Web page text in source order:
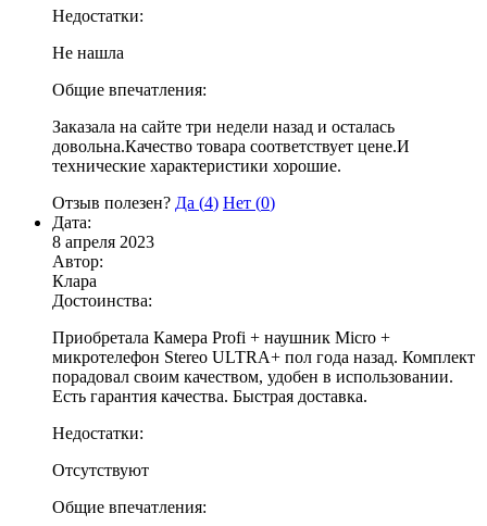
Недостатки:
Не нашла
Общие впечатления:
Заказала на сайте три недели назад и осталась
довольна.Качество товара соответствует цене.И
технические характеристики хорошие.
Отзыв полезен? Да (4) Нет (0)
Дата:
8 апреля 2023
Автор:
Клара
Достоинства:
Приобретала Камера Profi + наушник Micro +
микротелефон Stereo ULTRA+ пол года назад. Комплект
порадовал своим качеством, удобен в использовании.
Есть гарантия качества. Быстрая доставка.
Недостатки:
Отсутствуют
Общие впечатления: